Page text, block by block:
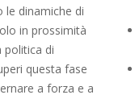
le dinamiche di
in prossimità
politica di
questa fase
a forza e a